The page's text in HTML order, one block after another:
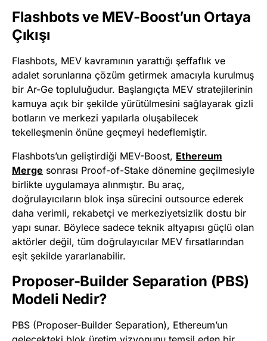
Flashbots ve MEV-Boost’un Ortaya
Çıkışı
Flashbots, MEV kavramının yarattığı şeffaflık ve
adalet sorunlarına çözüm getirmek amacıyla kurulmuş
bir Ar-Ge topluluğudur. Başlangıçta MEV stratejilerinin
kamuya açık bir şekilde yürütülmesini sağlayarak gizli
botların ve merkezi yapılarla oluşabilecek
tekelleşmenin önüne geçmeyi hedeflemiştir.
Flashbots’un geliştirdiği MEV-Boost, Ethereum
Merge sonrası Proof-of-Stake dönemine geçilmesiyle
birlikte uygulamaya alınmıştır. Bu araç,
doğrulayıcıların blok inşa sürecini outsource ederek
daha verimli, rekabetçi ve merkeziyetsizlik dostu bir
yapı sunar. Böylece sadece teknik altyapısı güçlü olan
aktörler değil, tüm doğrulayıcılar MEV fırsatlarından
eşit şekilde yararlanabilir.
Proposer-Builder Separation (PBS)
Modeli Nedir?
PBS (Proposer-Builder Separation), Ethereum’un